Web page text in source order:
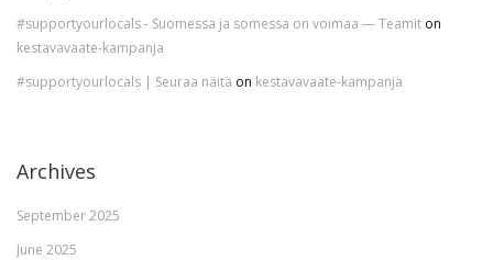
#supportyourlocals - Suomessa ja somessa on voimaa — Teamit on
kestavavaate-kampanja
#supportyourlocals | Seuraa näitä on kestavavaate-kampanja
Archives
September 2025
June 2025